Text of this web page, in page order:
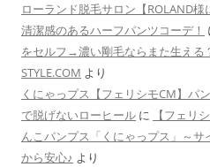
ローランド脱毛サロン【ROLAND
清潔感のあるハーフパンツコーデ！
をセルフ→濃い剛毛ならまた生える
STYLE.COM より
くにゃっプス【フェリシモCM】パ
で脱げないローヒール に
【フェリ
んこパンプス「くにゃっプス」～
から安心♪ より